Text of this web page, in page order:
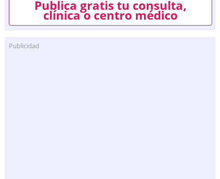
Publica gratis tu consulta,
clínica o centro médico
Publicidad